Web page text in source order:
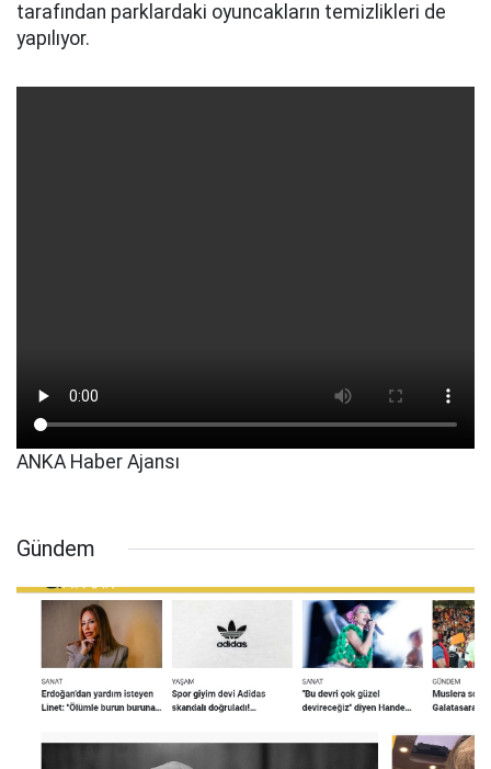
tarafından parklardaki oyuncakların temizlikleri de
yapılıyor.
ANKA Haber Ajansı
Gündem